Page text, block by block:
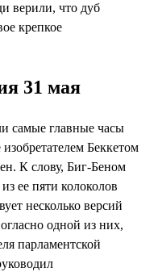
верили, что дуб
крепкое
31 мая
самые главные часы
Беккетом
К слову, Биг-Беном
ее пяти колоколов
несколько версий
одной из них,
парламентской